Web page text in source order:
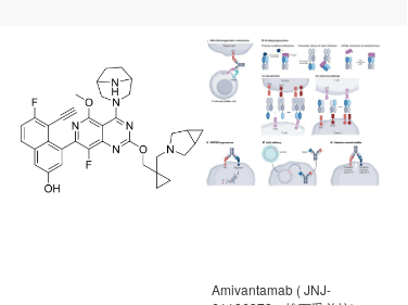
Amivantamab ( JNJ-